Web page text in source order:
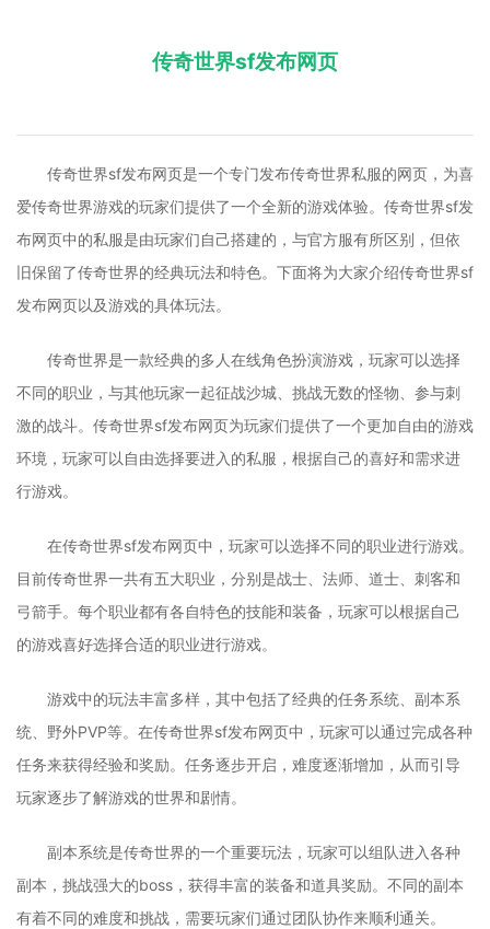
传奇世界sf发布网页
传奇世界sf发布网页是一个专门发布传奇世界私服的网页，为喜
爱传奇世界游戏的玩家们提供了一个全新的游戏体验。传奇世界sf发
布网页中的私服是由玩家们自己搭建的，与官方服有所区别，但依
旧保留了传奇世界的经典玩法和特色。下面将为大家介绍传奇世界sf
发布网页以及游戏的具体玩法。
传奇世界是一款经典的多人在线角色扮演游戏，玩家可以选择
不同的职业，与其他玩家一起征战沙城、挑战无数的怪物、参与刺
激的战斗。传奇世界sf发布网页为玩家们提供了一个更加自由的游戏
环境，玩家可以自由选择要进入的私服，根据自己的喜好和需求进
行游戏。
在传奇世界sf发布网页中，玩家可以选择不同的职业进行游戏。
目前传奇世界一共有五大职业，分别是战士、法师、道士、刺客和
弓箭手。每个职业都有各自特色的技能和装备，玩家可以根据自己
的游戏喜好选择合适的职业进行游戏。
游戏中的玩法丰富多样，其中包括了经典的任务系统、副本系
统、野外PVP等。在传奇世界sf发布网页中，玩家可以通过完成各种
任务来获得经验和奖励。任务逐步开启，难度逐渐增加，从而引导
玩家逐步了解游戏的世界和剧情。
副本系统是传奇世界的一个重要玩法，玩家可以组队进入各种
副本，挑战强大的boss，获得丰富的装备和道具奖励。不同的副本
有着不同的难度和挑战，需要玩家们通过团队协作来顺利通关。